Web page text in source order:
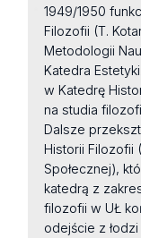
1949/1950
Filozofii (T.
Metodologii
Katedra
w Katedrę
na studia
Dalsze
Historii Filozofii
Społecznej),
katedrą z
filozofii w UŁ
odejście z